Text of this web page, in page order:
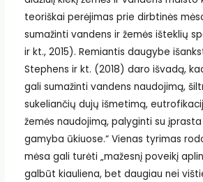
teoriškai perėjimas prie dirbtinės
sumažinti vandens ir žemės išteklių
ir kt., 2015). Remiantis daugybe
Stephens ir kt. (2018) daro išvadą,
gali sumažinti vandens naudojimą,
sukeliančių dujų išmetimą,
žemės naudojimą, palyginti su
gamyba ūkiuose.“ Vienas tyrimas
mėsa gali turėti „mažesnį poveikį
galbūt kiauliena, bet daugiau nei